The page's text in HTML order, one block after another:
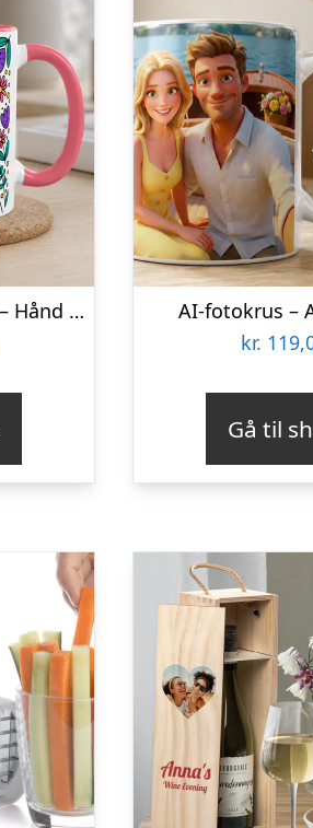
Krus med egen tekst – Hånd i hånd
AI-fotokrus –
kr.
Gå til